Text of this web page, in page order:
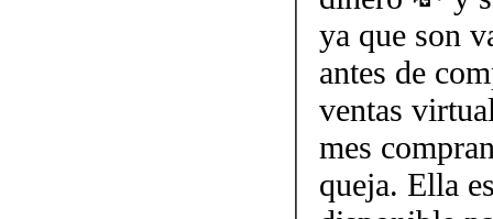
ya que son
antes de
ventas
mes
queja. Ella